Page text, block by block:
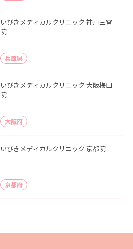
いびきメディカルクリニック 神戸三宮
院
兵庫県
いびきメディカルクリニック 大阪梅田
院
大阪府
いびきメディカルクリニック 京都院
京都府